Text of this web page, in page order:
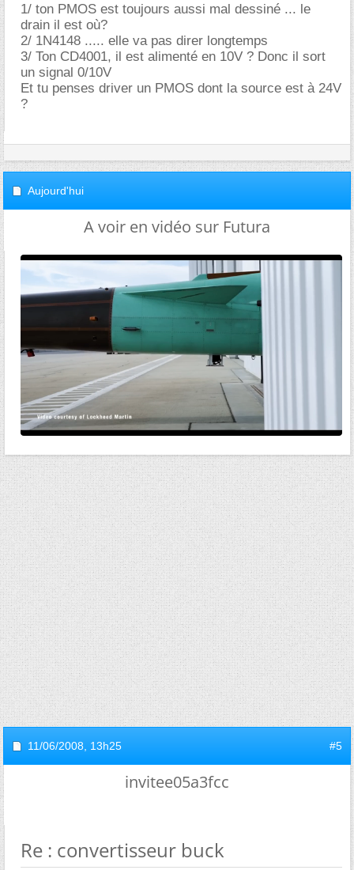
1/ ton PMOS est toujours aussi mal dessiné ... le
drain il est où?
2/ 1N4148 ..... elle va pas direr longtemps
3/ Ton CD4001, il est alimenté en 10V ? Donc il sort
un signal 0/10V
Et tu penses driver un PMOS dont la source est à 24V
?
Aujourd'hui
A voir en vidéo sur Futura
11/06/2008, 13h25 #5
invitee05a3fcc
Re : convertisseur buck